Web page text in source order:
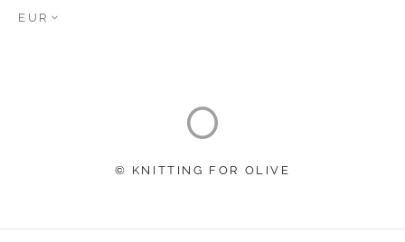
EUR
© KNITTING FOR OLIVE